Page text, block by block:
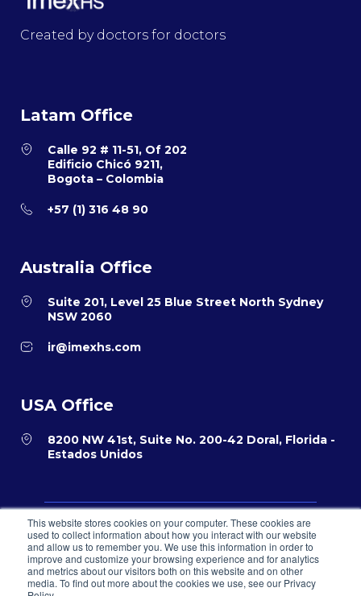
This website stores cookies on your computer. These cookies are
used to collect information about how you interact with our website
and allow us to remember you. We use this information in order to
improve and customize your browsing experience and for analytics
and metrics about our visitors both on this website and on other
media. To find out more about the cookies we use, see our Privacy
Created by doctors for doctors
Latam Office
Calle 92 # 11-51, Of 202
Edificio Chicó 9211,
Bogota – Colombia
+57 (1) 316 48 90
Australia Office
Suite 201, Level 25 Blue Street North Sydney
NSW 2060
ir@imexhs.com
USA Office
8200 NW 41st, Suite No. 200-42 Doral, Florida -
Estados Unidos
Política de privacidad
Términos y condiciones para el comercio
electrónico
Sistema PQR
© 2026 IMEXHS® todos los derechos reservados